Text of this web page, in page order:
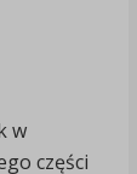
w
części